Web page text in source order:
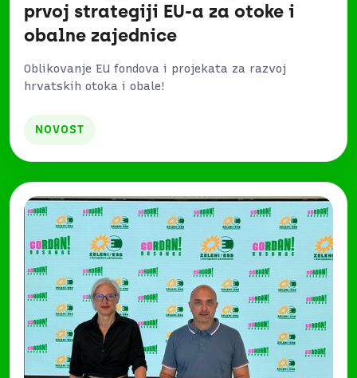
prvoj strategiji EU-a za otoke i
obalne zajednice
Oblikovanje EU fondova i projekata za razvoj
hrvatskih otoka i obale!
NOVOST